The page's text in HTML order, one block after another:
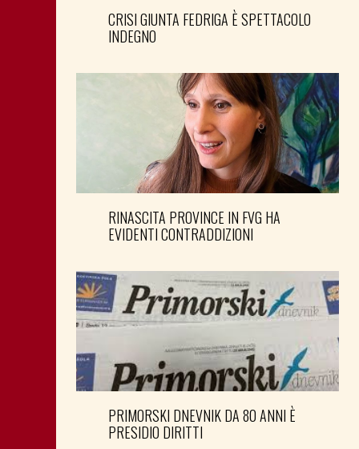
CRISI GIUNTA FEDRIGA È SPETTACOLO
INDEGNO
RINASCITA PROVINCE IN FVG HA
EVIDENTI CONTRADDIZIONI
PRIMORSKI DNEVNIK DA 80 ANNI È
PRESIDIO DIRITTI